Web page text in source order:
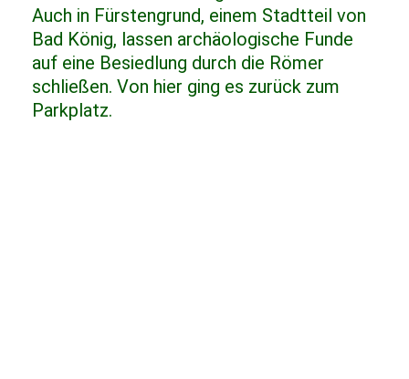
Auch in Fürstengrund, einem Stadtteil von
Bad König, lassen archäologische Funde
auf eine Besiedlung durch die Römer
schließen. Von hier ging es zurück zum
Parkplatz.